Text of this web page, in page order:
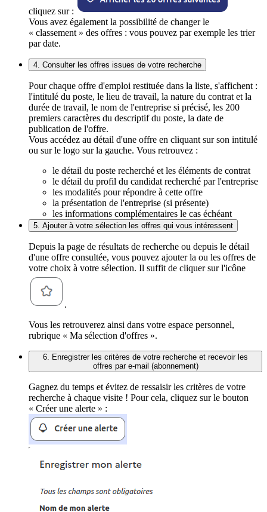
cliquez sur :
Vous avez également la possibilité de changer le
« classement » des offres : vous pouvez par exemple les trier
par date.
4. Consulter les offres issues de votre recherche
Pour chaque offre d'emploi restituée dans la liste, s'affichent :
l'intitulé du poste, le lieu de travail, la nature du contrat et la
durée de travail, le nom de l'entreprise si précisé, les 200
premiers caractères du descriptif du poste, la date de
publication de l'offre.
Vous accédez au détail d'une offre en cliquant sur son intitulé
ou sur le logo sur la gauche. Vous retrouvez :
le détail du poste recherché et les éléments de contrat
le détail du profil du candidat recherché par l'entreprise
les modalités pour répondre à cette offre
la présentation de l'entreprise (si présente)
les informations complémentaires le cas échéant
5. Ajouter à votre sélection les offres qui vous intéressent
Depuis la page de résultats de recherche ou depuis le détail
d'une offre consultée, vous pouvez ajouter la ou les offres de
votre choix à votre sélection. Il suffit de cliquer sur l'icône
.
Vous les retrouverez ainsi dans votre espace personnel,
rubrique « Ma sélection d'offres ».
6. Enregistrer les critères de votre recherche et recevoir les
offres par e-mail (abonnement)
Gagnez du temps et évitez de ressaisir les critères de votre
recherche à chaque visite ! Pour cela, cliquez sur le bouton
« Créer une alerte » :